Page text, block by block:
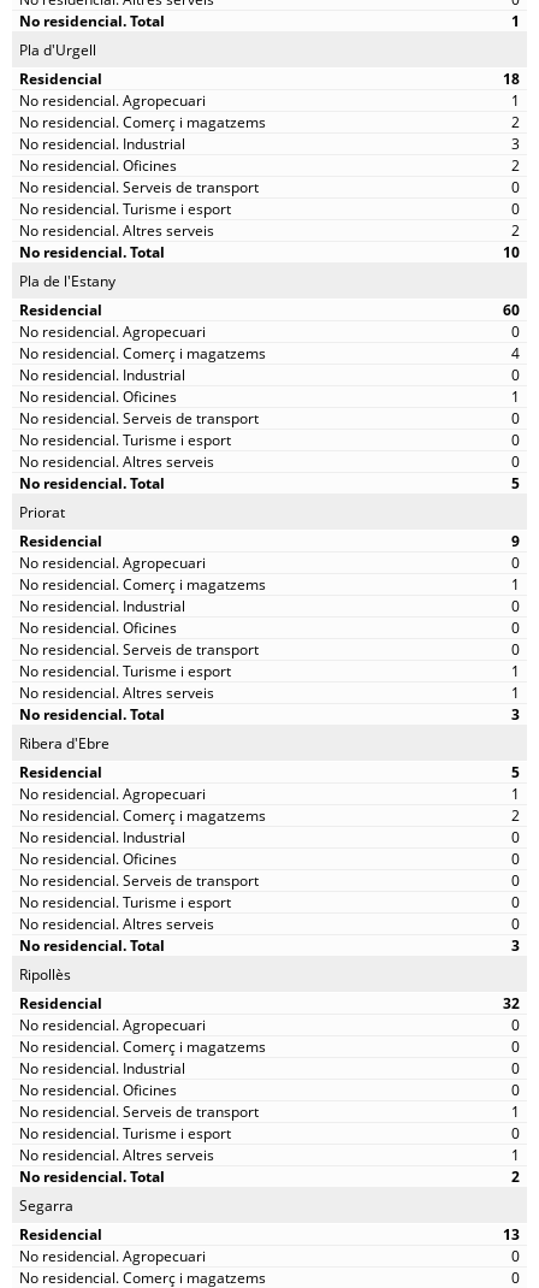
1
Pla d'Urgell
18
1
2
3
2
0
0
2
10
Pla de l'Estany
60
0
4
0
1
0
0
0
5
Priorat
9
0
1
0
0
0
1
1
3
Ribera d'Ebre
5
1
2
0
0
0
0
0
3
Ripollès
32
0
0
0
0
1
0
1
2
Segarra
13
0
0